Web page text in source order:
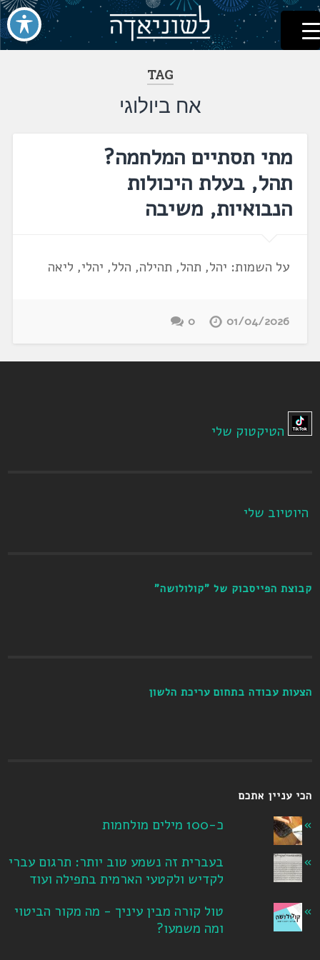
דלג
לתוכן
לשוניאדה
עברית. לשון. שפה
TAG
אח ביולוגי
מתי תסתיים המלחמה?
תהל, בעלת היכולות
הנבואיות, משיבה
על השמות: יהל, תהל, תהילה, הלל, יהלי, ליאה
01/04/2026
0
הטיקטוק שלי
היוטיוב שלי
קבוצת הפייסבוק של "קולולושה"
הצעות עבודה בתחום עריכת הלשון
הכי עניין אתכם
כ-100 מילים מולחמות
בעברית זה נשמע טוב יותר: תרגום עברי
לקדיש ולקטעי הארמית בתפילה ועוד
טול קורה מבין עיניך - מה מקור הביטוי
ומה משמעו?